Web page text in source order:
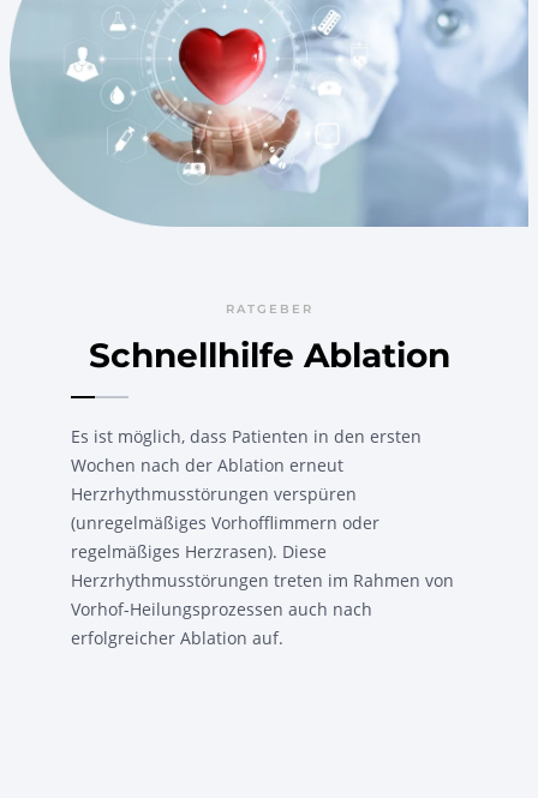
RATGEBER
Schnellhilfe Ablation
Es ist möglich, dass Patienten in den ersten
Wochen nach der Ablation erneut
Herzrhythmusstörungen verspüren
(unregelmäßiges Vorhofflimmern oder
regelmäßiges Herzrasen). Diese
Herzrhythmusstörungen treten im Rahmen von
Vorhof-Heilungsprozessen auch nach
erfolgreicher Ablation auf.